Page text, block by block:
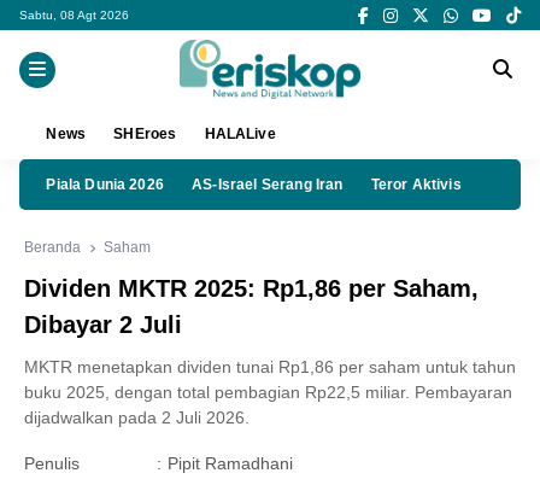
Sabtu, 08 Agt 2026
News SHEroes HALALive
Piala Dunia 2026 AS-Israel Serang Iran Teror Aktivis
Beranda Saham
Dividen MKTR 2025: Rp1,86 per Saham,
Dibayar 2 Juli
MKTR menetapkan dividen tunai Rp1,86 per saham untuk tahun
buku 2025, dengan total pembagian Rp22,5 miliar. Pembayaran
dijadwalkan pada 2 Juli 2026.
Penulis : Pipit Ramadhani